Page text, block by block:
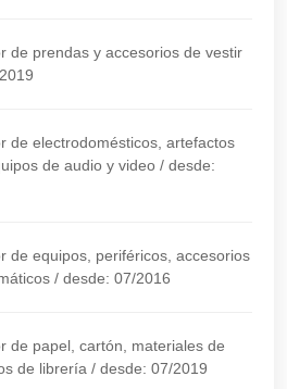
de prendas y accesorios de vestir
de electrodomésticos, artefactos
de audio y video / desde:
de equipos, periféricos, accesorios
/ desde: 07/2016
de papel, cartón, materiales de
de librería / desde: 07/2019